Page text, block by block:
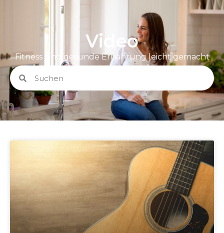
Video
Fitness und gesunde Ernährung leicht gemacht